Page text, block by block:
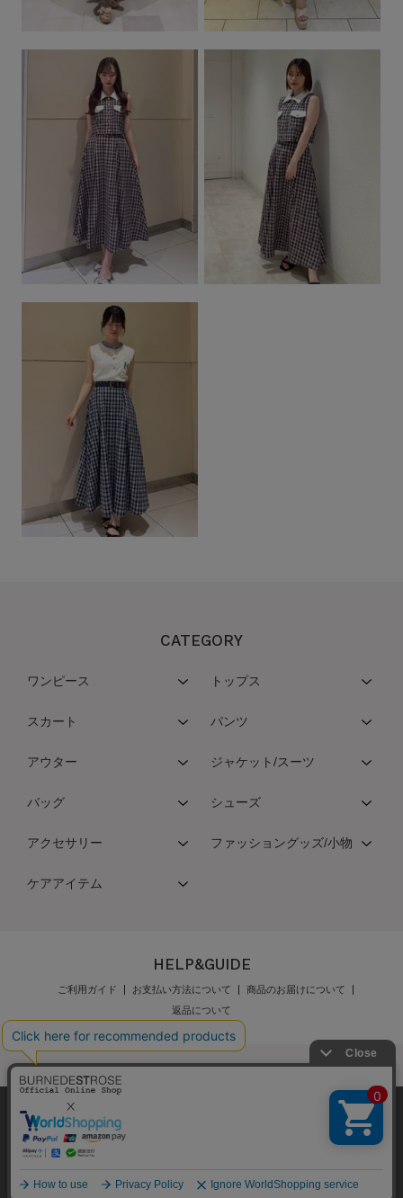
CATEGORY
ワンピース トップス
スカート パンツ
アウター ジャケット/スーツ
バッグ シューズ
アクセサリー ファッショングッズ/小物
ケアアイテム
HELP&GUIDE
ご利用ガイド お支払い方法について
商品のお届けについて
返品について
メンバーズポイントプログラム規約
特定商取引法に基づく表示
個人情報保護指針
Copyright © BURNEDESTROSE Japan Limited All Rights Reserved.
弊社はCookieを利用し、Webの利便性向上に努め
ております。「承諾する」をクリックしていただ
くと、お客様に最適な内容を提供することが可能
ご覧ください。
承諾する